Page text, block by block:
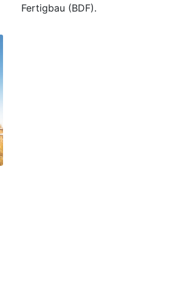
Fertigbau (BDF).